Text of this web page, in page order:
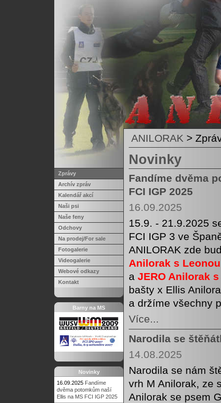
Zprávy
Archív zpráv
Kalendář akcí
Naši psi
Naše feny
Odchovy
Na prodej/For sale
Fotogalerie
Videogalerie
Webové odkazy
Kontakt
Barny na MS
Novinky
16.09.2025 Fandíme
dvěma potomkům naší
Ellis na MS FCI IGP 2025
ANILORAK >
Novinky
Fandíme dvěma
FCI IGP 2025
16.09.2025
15.9. - 21.9.2025
FCI IGP 3 ve
ANILORAK zde
Anilorak s
a JERO Anilorak
bašty x Ellis
a držíme všechny
Více...
Narodila se
14.08.2025
Narodila se nám
vrh M Anilorak, ze
Anilorak se psem